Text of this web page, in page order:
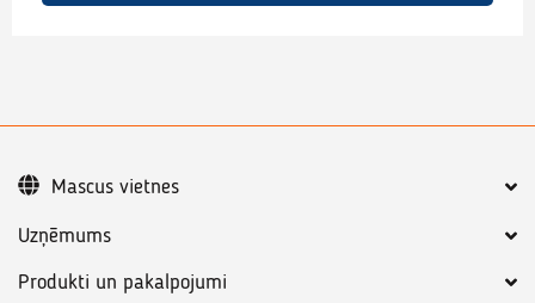
Uzņēmums
Produkti un pakalpojumi
Mascus vietnes